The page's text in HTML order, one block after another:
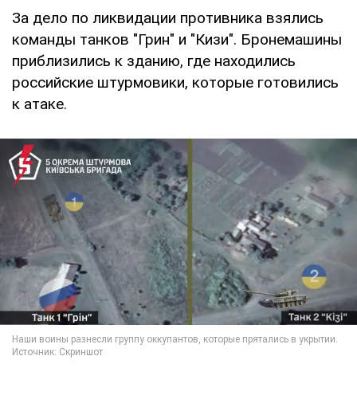
За дело по ликвидации противника взялись
команды танков "Грин" и "Кизи". Бронемашины
приблизились к зданию, где находились
российские штурмовики, которые готовились
к атаке.